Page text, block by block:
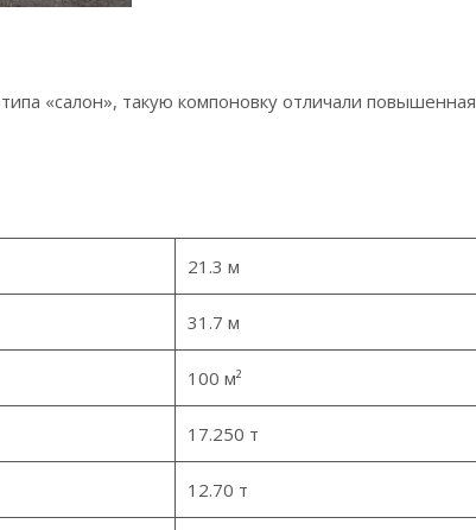
«салон», такую компоновку отличали повышенная
21.3 м
31.7 м
100 м²
17.250 т
12.70 т